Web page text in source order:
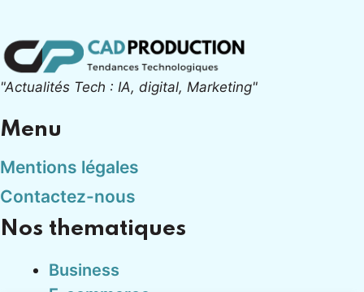
"Actualités Tech : IA, digital, Marketing"
Menu
Mentions légales
Contactez-nous
Nos thematiques
Business